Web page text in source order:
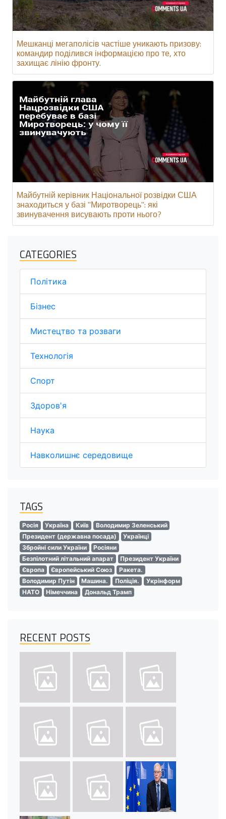
Мешканці мегаполісів частіше уникають призову:
командир поділився інформацією про те, хто
захищає лінію фронту.
Майбутній керівник Національної розвідки США
знаходиться у базі "Миротворець": які
звинувачення висувають проти нього?
CATEGORIES
Політика
Бізнес
Мистецтво та розваги
Технологія
Спорт
Здоров'я
Наука
Навколишнє середовище
TAGS
Росія Україна Київ
Володимир Зеленський
Президент (державна посада)
Українці
Збройні сили України
Росіяни
Безпілотний літальний апарат
Президент України
Європа
Європейський Союз
Ракета.
Володимир Путін
Машина. Поліція.
Укрінформ
НАТО
Німеччина Дональд Трамп
RECENT POSTS